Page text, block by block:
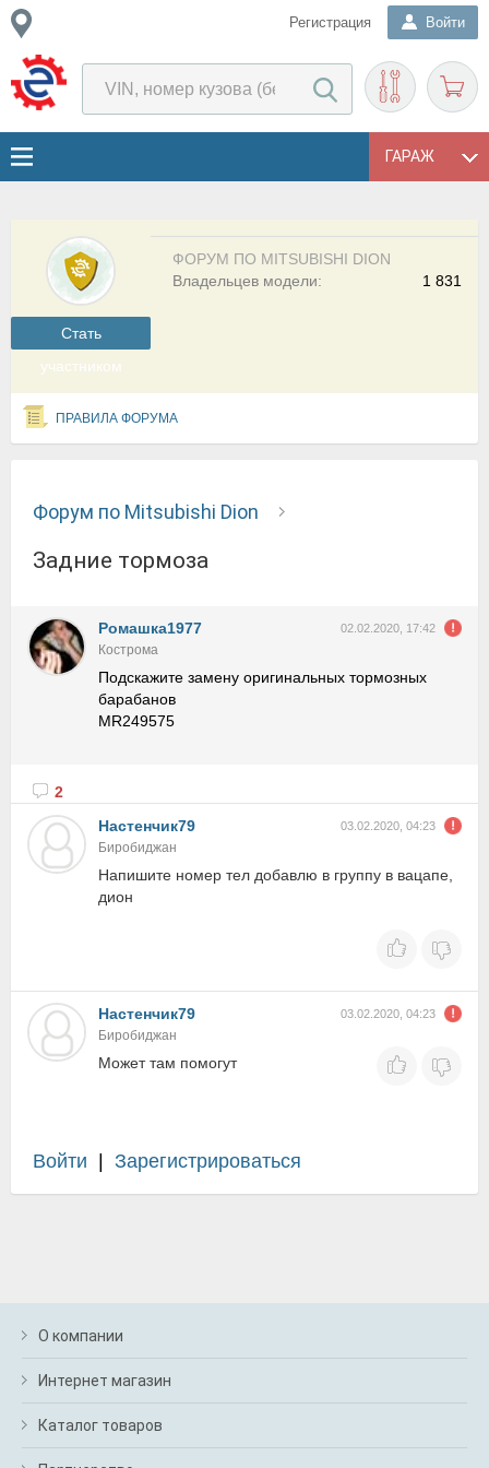
Регистрация Войти
ГАРАЖ
Cтать
участником
ФОРУМ ПО MITSUBISHI DION
1 831
Владельцев модели:
ПРАВИЛА ФОРУМА
Форум по Mitsubishi Dion
Задние тормоза
Ромашка1977 02.02.2020, 17:42
Кострома
Подскажите замену оригинальных тормозных
барабанов
MR249575
2
Настенчик79
03.02.2020, 04:23
Биробиджан
Напишите номер тел добавлю в группу в вацапе,
дион
Настенчик79 03.02.2020, 04:23
Биробиджан
Может там помогут
Войти Зарегистрироваться
О компании
Интернет магазин
Каталог товаров